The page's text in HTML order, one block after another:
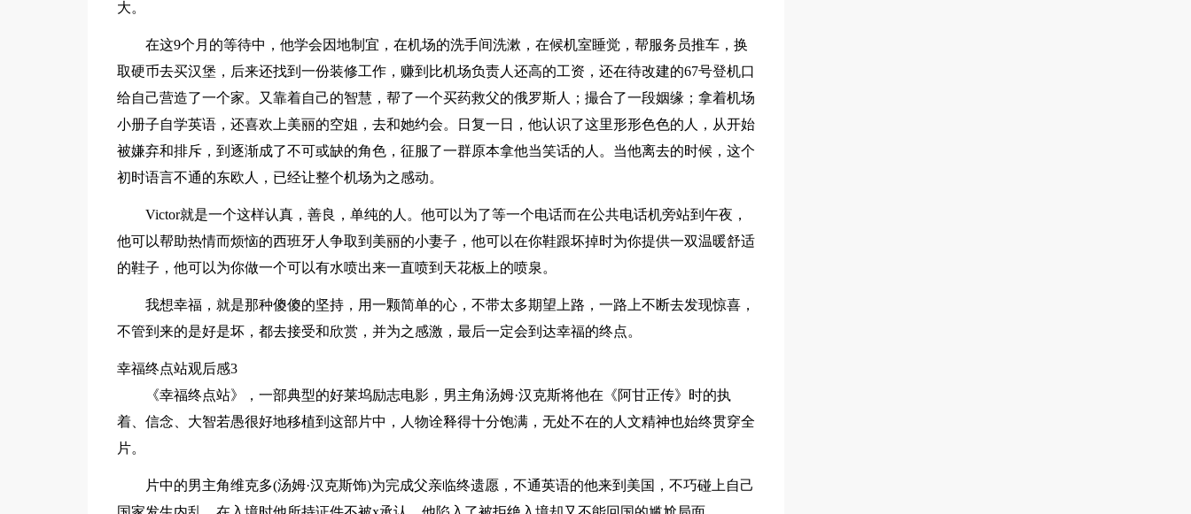
大。
在这9个月的等待中，他学会因地制宜，在机场的洗手间洗漱，在候机室睡觉，帮服务员推车，换
取硬币去买汉堡，后来还找到一份装修工作，赚到比机场负责人还高的工资，还在待改建的67号登机口
给自己营造了一个家。又靠着自己的智慧，帮了一个买药救父的俄罗斯人；撮合了一段姻缘；拿着机场
小册子自学英语，还喜欢上美丽的空姐，去和她约会。日复一日，他认识了这里形形色色的人，从开始
被嫌弃和排斥，到逐渐成了不可或缺的角色，征服了一群原本拿他当笑话的人。当他离去的时候，这个
初时语言不通的东欧人，已经让整个机场为之感动。
Victor就是一个这样认真，善良，单纯的人。他可以为了等一个电话而在公共电话机旁站到午夜，
他可以帮助热情而烦恼的西班牙人争取到美丽的小妻子，他可以在你鞋跟坏掉时为你提供一双温暖舒适
的鞋子，他可以为你做一个可以有水喷出来一直喷到天花板上的喷泉。
我想幸福，就是那种傻傻的坚持，用一颗简单的心，不带太多期望上路，一路上不断去发现惊喜，
不管到来的是好是坏，都去接受和欣赏，并为之感激，最后一定会到达幸福的终点。
幸福终点站观后感3
《幸福终点站》，一部典型的好莱坞励志电影，男主角汤姆·汉克斯将他在《阿甘正传》时的执
着、信念、大智若愚很好地移植到这部片中，人物诠释得十分饱满，无处不在的人文精神也始终贯穿全
片。
片中的男主角维克多(汤姆·汉克斯饰)为完成父亲临终遗愿，不通英语的他来到美国，不巧碰上自己